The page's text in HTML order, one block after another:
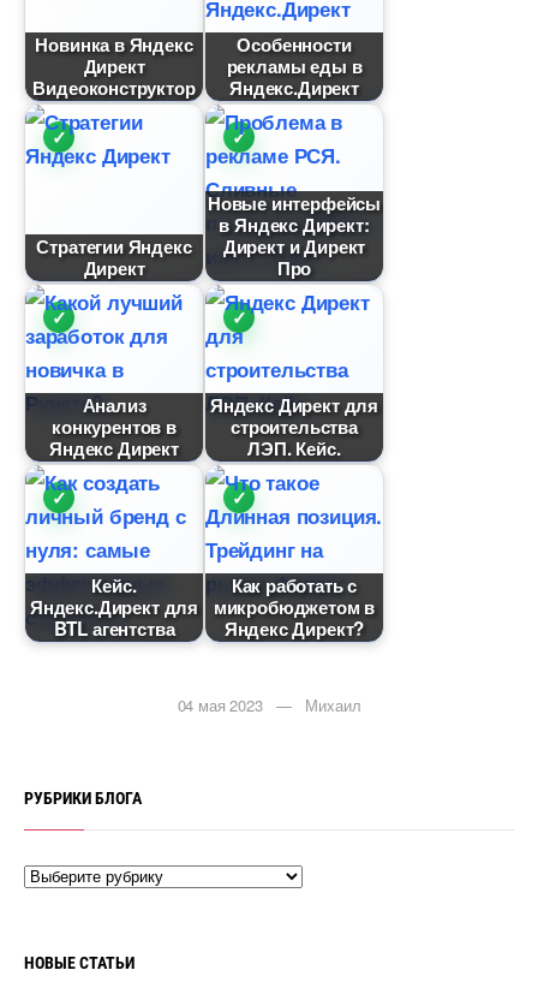
Новинка в Яндекс
Директ
идеоконструктор
Особенности
рекламы еды
Яндекс.Директ
Стратегии Яндекс
Директ
Новые интерфейсы
Яндекс Директ:
Директ и Директ
Про
Анализ
конкуренто
Яндекс Директ
Яндекс Директ для
строительства
ЛЭП. Кейс.
Кейс.
Яндекс.Директ для
BTL агентства
Как работать с
микробюджетом
Яндекс Директ?
04 мая 2023 — Михаил
РУБРИКИ БЛОГА
НОВЫЕ СТАТЬИ